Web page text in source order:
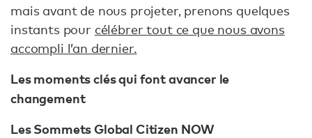
mais avant de nous projeter, prenons quelques
instants pour célébrer tout ce que nous avons
accompli l’an dernier.
Les moments clés qui font avancer le
changement
Les Sommets Global Citizen NOW